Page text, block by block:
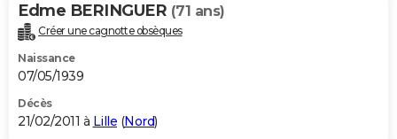
Edme BERINGUER (71 ans)
Créer une cagnotte obsèques
Naissance
07/05/1939
Décès
21/02/2011 à Lille (Nord)